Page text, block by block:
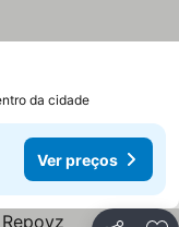
da cidade
Ver preços